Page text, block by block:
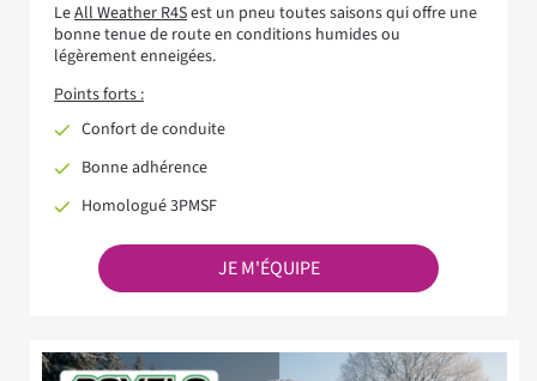
LeAll Weather R4Sest un pneu toutes saisons qui offre une
bonne tenue de route en conditions humides ou
légèrement enneigées.
Points forts :
Confort de conduite
Bonne adhérence
Homologué 3PMSF
JE M'ÉQUIPE